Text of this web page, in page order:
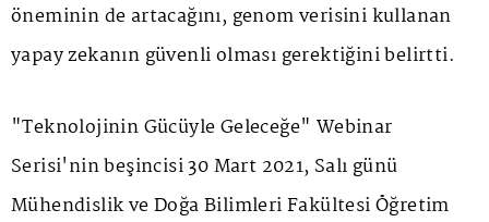
öneminin de artacağını, genom verisini kullanan
yapay zekanın güvenli olması gerektiğini belirtti.
"Teknolojinin Gücüyle Geleceğe" Webinar
Serisi'nin beşincisi 30 Mart 2021, Salı günü
Mühendislik ve Doğa Bilimleri Fakültesi Öğretim